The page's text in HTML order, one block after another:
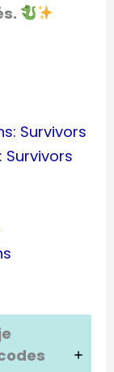
Survivors
Survivors